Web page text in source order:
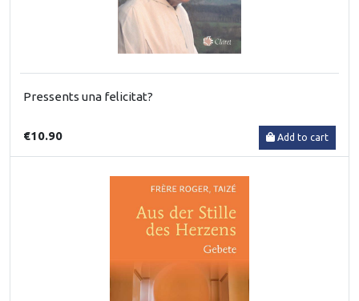
Pressents una felicitat?
€10.90 Add to cart